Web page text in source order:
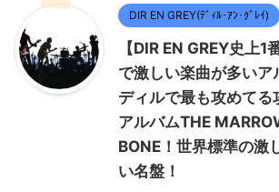
DIR EN GREY(ﾃﾞｨﾙ･ｱﾝ･ｸﾞﾚｲ)
【DIR EN GREY史上1
で激しい楽曲が多いア
ディルで最も攻めて
アルバムTHE
BONE！世界標準の激
い名盤！